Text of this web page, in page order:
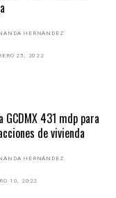
HERNÁNDEZ
25, 2022
GCDMX 431 mdp para
de vivienda
HERNÁNDEZ
10, 2022